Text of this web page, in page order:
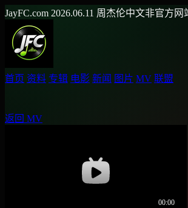
JayFC.com 2026.06.11 周杰伦中文非官方网
首页 资料 专辑 电影 新闻 图片 MV 联盟
返回 MV